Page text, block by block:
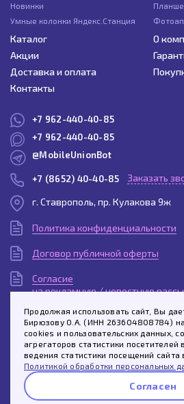
Продолжая использовать сайт, Вы
Бирюзову О.А. (ИНН 263604808784)
cookies и пользовательских данных,
агрегаторов статистики посетителей
ведения статистики посещений сайта
Политикой обработки персональных
Согласен
Новинки
Умные колонки Яндекс.Станция
Каталог
О
Акции
Доставка и оплата
Контакты
+7 962-440-40-85
+7 962-440-40-85
@MobileUnionBot
+7 (8652) 40-40-85 Заказать
г. Ставрополь, пр. Кулакова 9ж
Политика конфиденциальности
Договор публичной оферты
Согласие
на рекламную / новостную
Согласие
на обработку персональных
Пользовательское
соглашение